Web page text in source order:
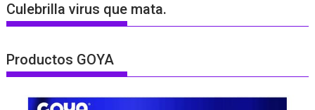
Culebrilla virus que mata.
Productos GOYA